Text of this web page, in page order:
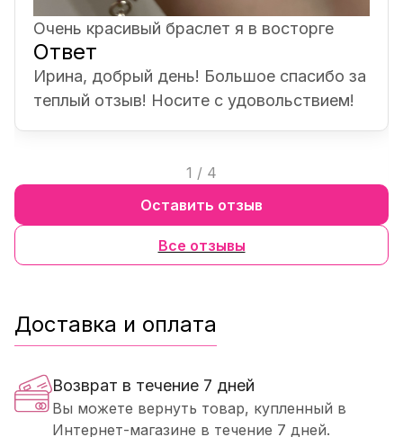
Очень красивый браслет я в восторге
Ответ
Ирина, добрый день! Большое спасибо за
теплый отзыв! Носите с удовольствием!
1 / 4
Все отзывы
Оставить отзыв
Доставка и оплата
Возврат в течение 7 дней
Вы можете вернуть товар, купленный в
Интернет-магазине в течение 7 дней.